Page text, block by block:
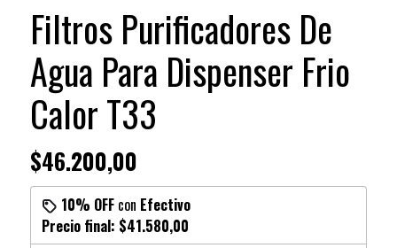
Filtros Purificadores De
Agua Para Dispenser Frio
Calor T33
$46.200,00
10% OFFcon Efectivo
Precio final: $41.580,00